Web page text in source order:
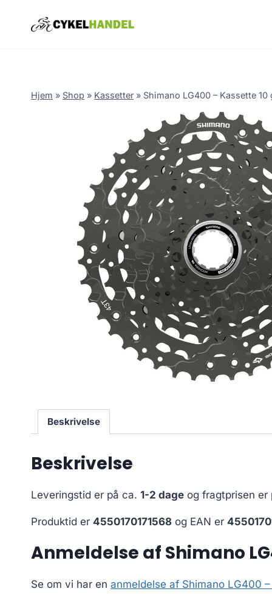
Hjem » Shop » Kassetter » Shimano LG400 – Kassette 10
Beskrivelse
Beskrivelse
Leveringstid er på ca. 1-2 dage og fragtprisen er
Produktid er 4550170171568 og EAN er
Anmeldelse af Shimano
Se om vi har en anmeldelse af Shimano LG400